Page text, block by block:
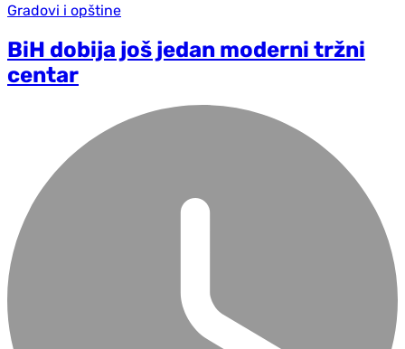
Gradovi i opštine
BiH dobija još jedan moderni tržni
centar